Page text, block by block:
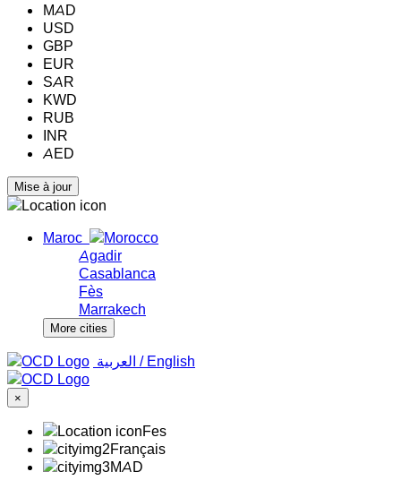
MAD
USD
GBP
EUR
SAR
KWD
RUB
INR
AED
Maroc
Agadir
Casablanca
Fès
Marrakech
More cities
‏العربية ‏ / English
×
Fes
Français
MAD